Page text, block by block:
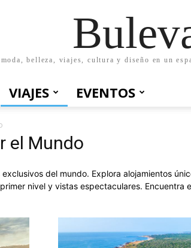
belleza, viajes, cultura y diseño en un
VIAJES EVENTOS
el Mundo
del mundo. Explora alojamientos
nivel y vistas espectaculares.